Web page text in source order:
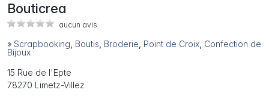
Bouticrea
aucun avis
» Scrapbooking Boutis Broderie Point de Croix Confection de
Bijoux
15 Rue de l'Epte
78270 Limetz-Villez